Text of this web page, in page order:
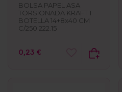
BOLSA PAPEL ASA
TORSIONADA KRAFT 1
BOTELLA 14+8x40 CM
C/250 222.15
0,23 €